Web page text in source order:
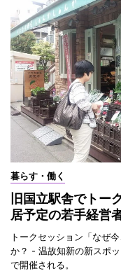
暮らす・働く
旧国立駅舎でト
居予定の若手経営
トークセッション「なぜ
か？ - 温故知新の新スポ
で開催される。